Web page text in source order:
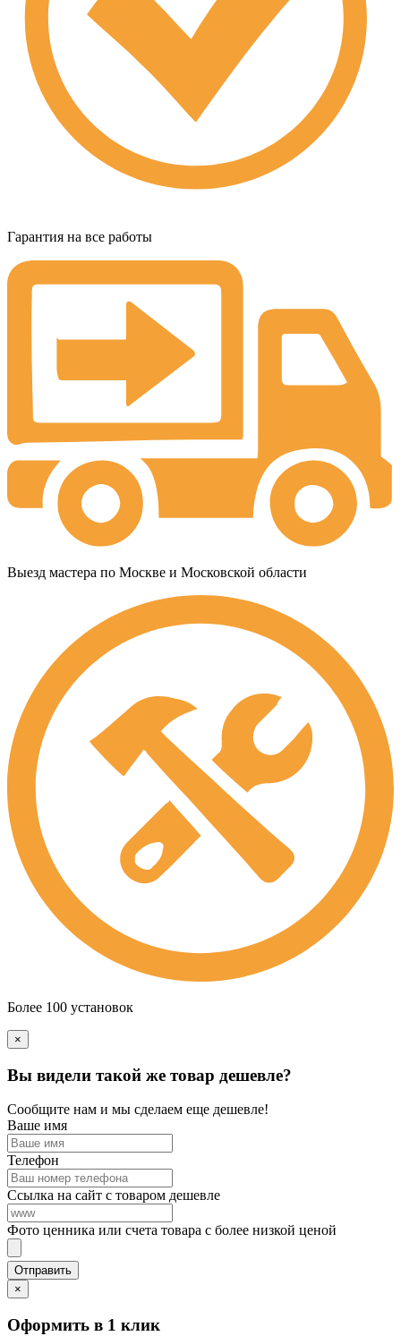
Гарантия на все работы
Выезд мастера по Москве и Московской области
Более 100 установок
×
Вы видели такой же товар дешевле?
Сообщите нам и мы сделаем еще дешевле!
Ваше имя
Телефон
Ссылка на сайт с товаром дешевле
Фото ценника или счета товара с более низкой ценой
×
Оформить в 1 клик